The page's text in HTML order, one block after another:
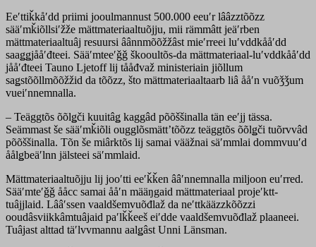
Eeʹttiǩkåʹdd priimi jooulmannust 500.000 eeuʹr lââzztõõzz
sääʹmǩiõllsiʹžže mättmateriaaltuõjju, mii rämmâtt jeäʹrben
mättmateriaaltuâj resuursi âânnmõõžžâst mieʹrreei luʹvddkååʹdd
saaǥǥjååʹđteei. Sääʹmteeʹǧǧ škooultõs-da mättmateriaal-luʹvddkååʹdd
jååʹđteei Tauno Ljetoff lij tååđvaž ministeriain jiõllum
saǥstõõllmõõžžid da tõõzz, što mättmateriaaltaarb liâ ååʹn vuõǯǯum
vueiʹnnemnalla.
– Teäggtõs õõlǥči kuuitâǥ kaggâd põõššinalla tän eeʹjj tässa.
Seämmast še sääʹmǩiõli ougglõsmättʼtõõzz teäggtõs õõlǥči tuõrvvâd
põõššinalla. Tõn še miârktõs lij samai vääžnai säʹmmlai dommvuuʹd
åålǥbeäʹlnn jälsteei säʹmmlaid.
Mättmateriaaltuõjju lij jooʹtti eeʹǩǩen ââʹnnemnalla miljoon euʹrred.
Sääʹmteʹǧǧ ååcc samai ååʹn määŋgaid mättmateriaal projeʹktt-
tuâjjlaid. Lââʹssen vaaldšemvuõđlaž da neʹttkääzzkõõzzi
ooudâsviikkâmtuâjaid paʹlǩǩeeš eiʹdde vaaldšemvuõđlaž plaaneei.
Tuâjast alttad täʹlvvmannu aalǥâst Unni Länsman.